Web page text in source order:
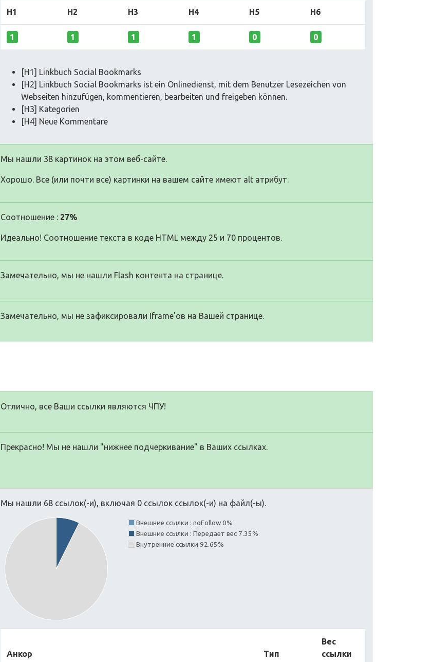
H1 H2 H3 H4 H5 H6
1 1 1 1 0 0
[H1] Linkbuch Social Bookmarks
[H2] Linkbuch Social Bookmarks ist ein Onlinedienst, mit dem Benutzer Lesezeichen von
Webseiten hinzufügen, kommentieren, bearbeiten und freigeben können.
[H3] Kategorien
[H4] Neue Kommentare
Мы нашли 38 картинок на этом веб-сайте.
Хорошо. Все (или почти все) картинки на вашем сайте имеют alt атрибут.
Соотношение : 27%
Идеально! Соотношение текста в коде HTML между 25 и 70 процентов.
Замечательно, мы не нашли Flash контента на странице.
Замечательно, мы не зафиксировали Iframe'ов на Вашей странице.
Отлично, все Ваши ссылки являются ЧПУ!
Прекрасно! Мы не нашли "нижнее подчеркивание" в Ваших ссылках.
Мы нашли 68 ссылок(-и), включая 0 ссылок ссылок(-и) на файл(-ы).
Внешние ссылки : noFollow 0%
Внешние ссылки : Передает вес 7.35%
Внутренние ссылки 92.65%
Анкор Тип
Вес
ссылки